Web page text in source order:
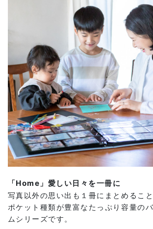
「Home」愛しい日々を一冊に
写真以外の思い出も１冊にまとめること
ポケット種類が豊富なたっぷり容量の
ムシリーズです。